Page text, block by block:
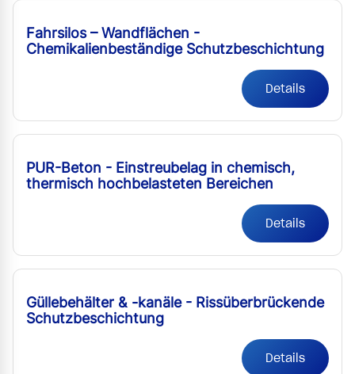
Fahrsilos – Wandflächen -
Chemikalienbeständige Schutzbeschichtung
Details
PUR-Beton - Einstreubelag in chemisch,
thermisch hochbelasteten Bereichen
Details
Güllebehälter & -kanäle - Rissüberbrückende
Schutzbeschichtung
Details